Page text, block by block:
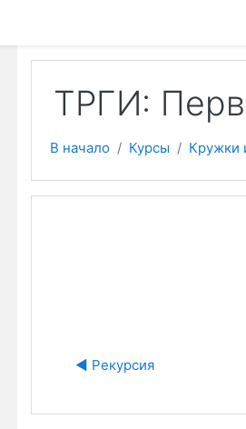
ТРГИ:
В начало Курсы Кружки
◀︎ Рекурсия